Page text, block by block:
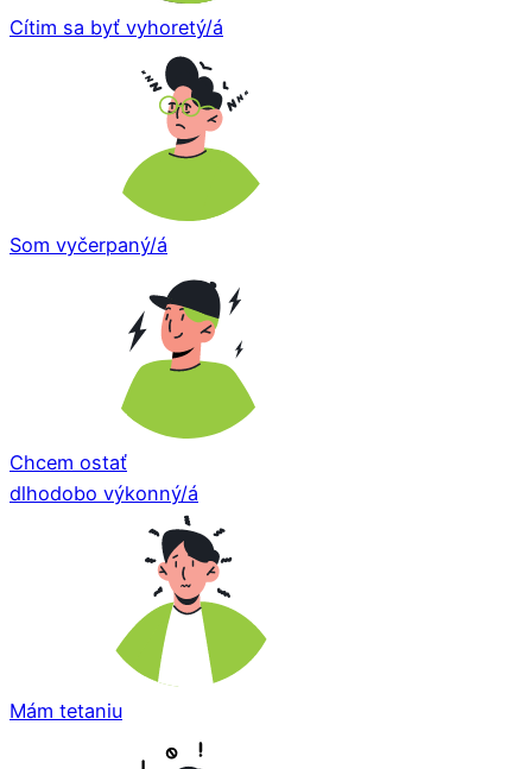
Cítim sa byť vyhoretý/á
Som vyčerpaný/á
Chcem ostať
dlhodobo výkonný/á
Mám tetaniu